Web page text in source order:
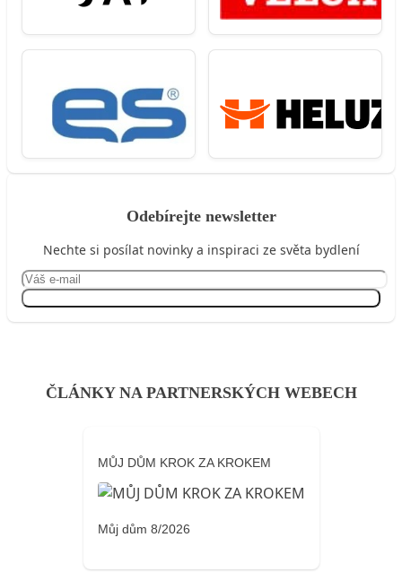
Odebírejte newsletter
Nechte si posílat novinky a inspiraci ze světa bydlení
ČLÁNKY NA PARTNERSKÝCH WEBECH
MŮJ DŮM KROK ZA KROKEM
Můj dům 8/2026